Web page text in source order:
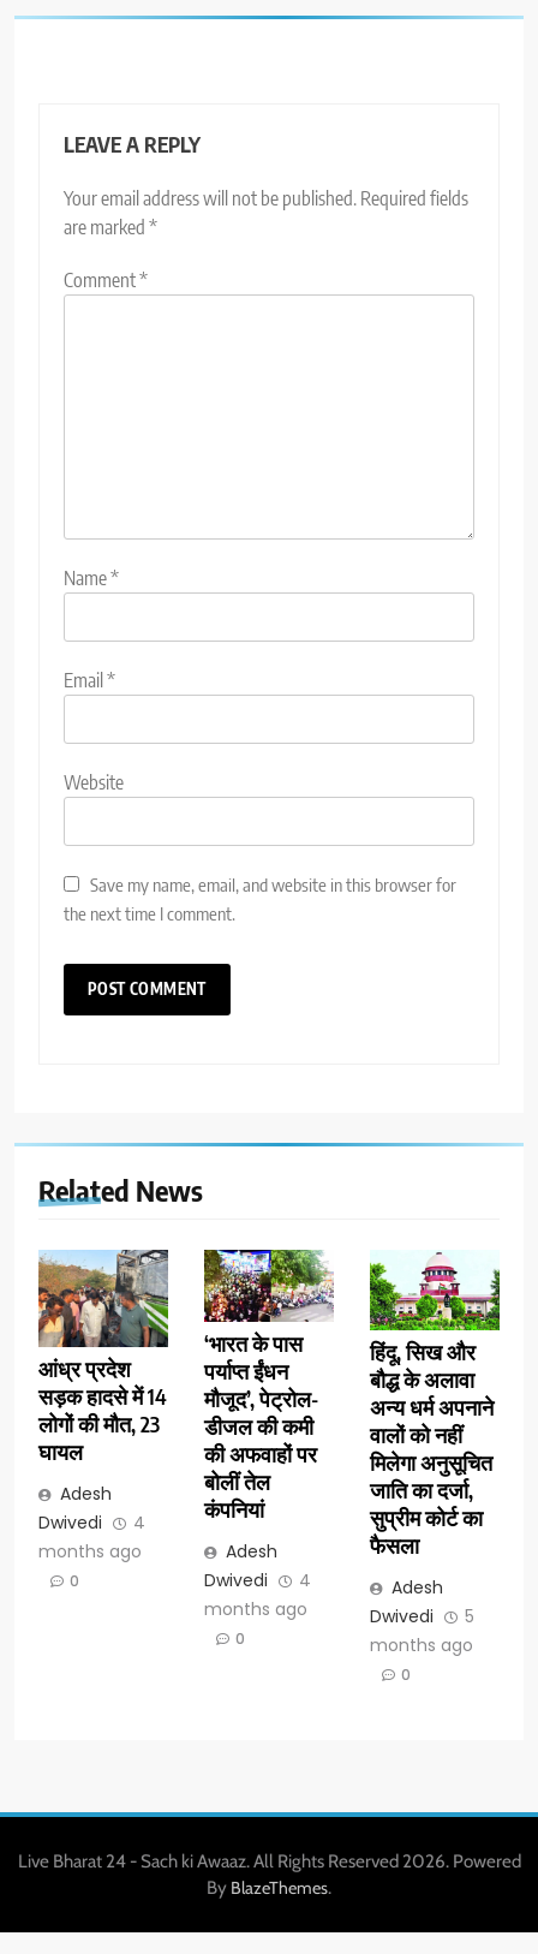
LEAVE A REPLY
Your email address will not be published. Required fields
are marked *
Comment*
Name*
Email*
Website
Save my name, email, and website in this browser for
the next time I comment.
Related News
आंध्र प्रदेश
सड़क हादसे में 14
लोगों की मौत, 23
घायल
Adesh
Dwivedi
4
months ago
0
‘भारत के पास
पर्याप्त ईंधन
मौजूद’, पेट्रोल-
डीजल की कमी
की अफवाहों पर
बोलीं तेल
कंपनियां
Adesh
Dwivedi
4
months ago
0
हिंदू, सिख और
बौद्ध के अलावा
अन्य धर्म अपनाने
वालों को नहीं
मिलेगा अनुसूचित
जाति का दर्जा,
सुप्रीम कोर्ट का
फैसला
Adesh
Dwivedi
5
months ago
0
Live Bharat 24 - Sach ki Awaaz. All Rights Reserved 2026. Powered
By BlazeThemes.